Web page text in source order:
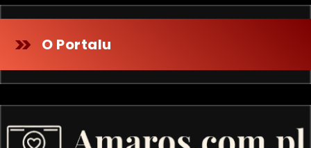
O Portalu